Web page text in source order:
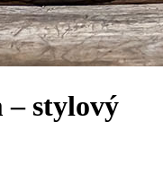
– stylový